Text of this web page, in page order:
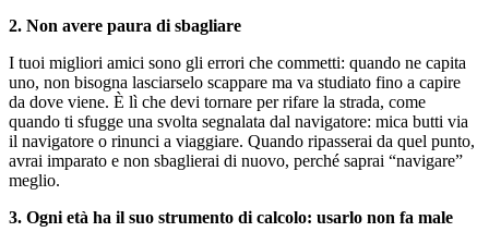
2. Non avere paura di sbagliare
I tuoi migliori amici sono gli errori che commetti: quando ne capita
uno, non bisogna lasciarselo scappare ma va studiato fino a capire
da dove viene. È lì che devi tornare per rifare la strada, come
quando ti sfugge una svolta segnalata dal navigatore: mica butti via
il navigatore o rinunci a viaggiare. Quando ripasserai da quel punto,
avrai imparato e non sbaglierai di nuovo, perché saprai “navigare”
meglio.
3. Ogni età ha il suo strumento di calcolo: usarlo non fa male